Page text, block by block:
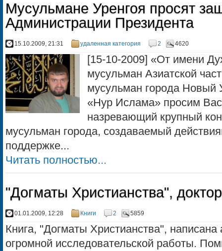
Мусульмане Уренгоя просят
Администрации Президента
15.10.2009, 21:31 удаленная категория 2 4620
[15-10-2009] «От имени
мусульман Азиатской
мусульман города Новый
«Нур Ислама» просим
назревающий крупный
мусульман города, создаваемый
поддержке...
Читать полностью...
"Догматы Христианства",
01.01.2009, 12:28 Книги 2 5859
Книга, "Догматы Христианства", написана
огромной исследовательской работы.